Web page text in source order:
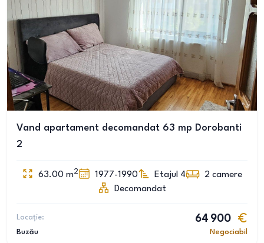
Vand apartament decomandat 63 mp Dorobanti
2
63.00 m2 1977-1990 Etajul 4 2 camere
Decomandat
Locație:
Buzău
64 900
Negociabil